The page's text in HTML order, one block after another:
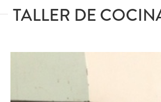
TALLER DE